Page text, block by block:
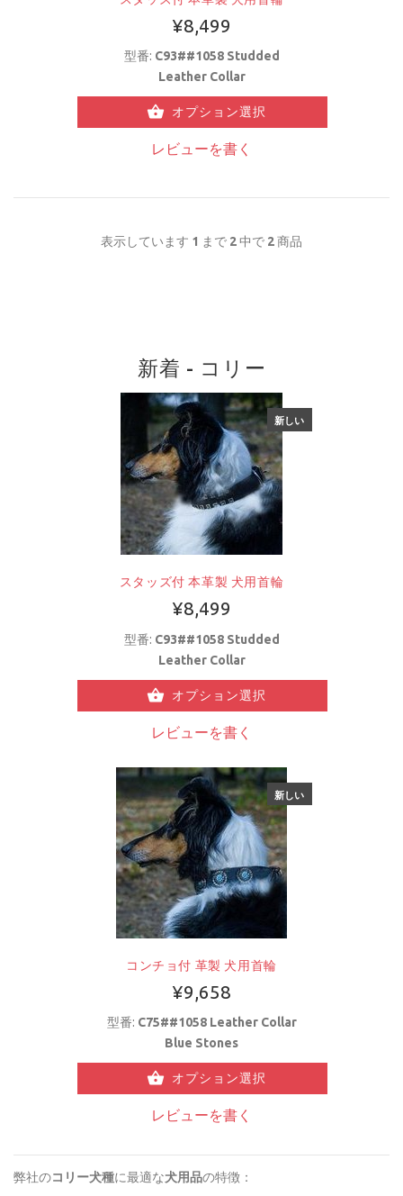
¥8,499
型番: C93##1058 Studded
Leather Collar
オプション選択
レビューを書く
表示しています 1 まで 2中で 2商品
新着 - コリー
新しい
スタッズ付 本革製 犬用首輪
¥8,499
型番: C93##1058 Studded
Leather Collar
オプション選択
レビューを書く
新しい
コンチョ付 革製 犬用首輪
¥9,658
型番: C75##1058 Leather Collar
Blue Stones
オプション選択
レビューを書く
弊社のコリー犬種に最適な犬用品の特徴：